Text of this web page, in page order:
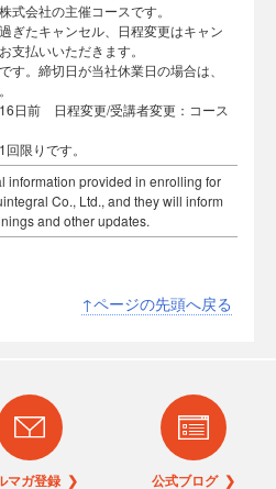
式会社の主催コースです。
ぎたキャンセル、日程変更はキャン
支払いいただきます。
す。締切日が当社休業日の場合は、
日前 日程変更/受講者変更：コース
限りです。
information provided in enrolling for
Co., Ltd., and they will inform
and other updates.
↑ページの先頭へ戻る
マガ登録 ❯ 公式ブログ ❯